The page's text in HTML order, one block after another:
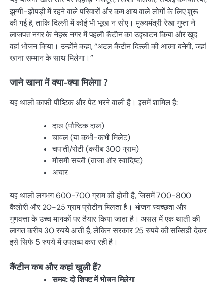
झुग्गी-झोपड़ी में रहने वाले परिवारों और कम आय वाले लोगों के लिए शुरू
की गई है, ताकि दिल्ली में कोई भी भूखा न सोए। मुख्यमंत्री रेखा गुप्ता ने
लाजपत नगर के नेहरू नगर में पहली कैंटीन का उद्घाटन किया और खुद
वहां भोजन किया। उन्होंने कहा, “अटल कैंटीन दिल्ली की आत्मा बनेगी, जहां
खाना सम्मान के साथ मिलेगा।”
जाने खाना में क्या-क्या मिलेगा ?
यह थाली काफी पौष्टिक और पेट भरने वाली है। इसमें शामिल है:
दाल (पौष्टिक दाल)
चावल (या कभी-कभी मिलेट)
चपाती/रोटी (करीब 300 ग्राम)
मौसमी सब्जी (ताजा और स्वादिष्ट)
अचार
यह थाली लगभग 600-700 ग्राम की होती है, जिसमें 700-800
कैलोरी और 20-25 ग्राम प्रोटीन मिलता है। भोजन स्वच्छता और
गुणवत्ता के उच्च मानकों पर तैयार किया जाता है। असल में एक थाली की
लागत करीब 30 रुपये आती है, लेकिन सरकार 25 रुपये की सब्सिडी देकर
इसे सिर्फ 5 रुपये में उपलब्ध करा रही है।
कैंटीन कब और कहां खुली हैं?
समय: दो शिफ्ट में भोजन मिलेगा